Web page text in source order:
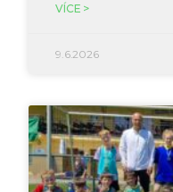
VÍCE >
9.6.2026